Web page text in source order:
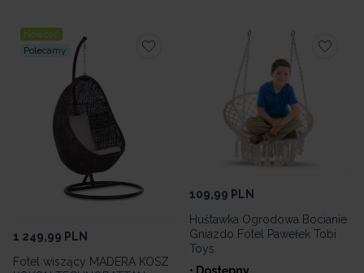
Nowość
Polecamy
1 249,99 PLN
Fotel wiszący MADERA KOSZ
109,99 PLN
Huśtawka Ogrodowa Bocianie
Gniazdo Fotel Pawełek Tobi
Toys
• Dostępny